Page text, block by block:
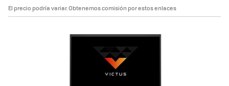
El precio podría variar. Obtenemos comisión por estos enlaces